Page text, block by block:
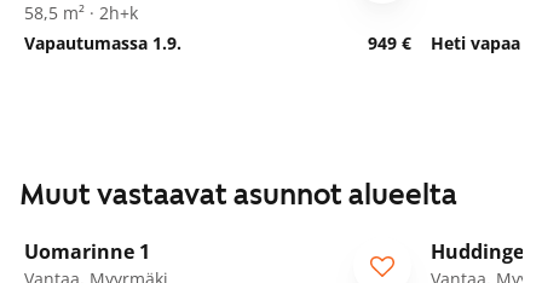
58,5 m² · 2h+k
Vapautumassa 1.9.
949 € Heti vapaa
Muut vastaavat asunnot alueelta
Uomarinne 1
ARA